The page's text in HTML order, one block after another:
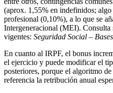
(aprox. 1,55% en indefinidos;
profesional (0,10%), a lo que se
Intergeneracional (MEI). Consulta
vigentes: Seguridad Social –
En cuanto al IRPF, el bonus
el ejercicio y puede modificar el
posteriores, porque el algoritmo
referencia la retribución anual